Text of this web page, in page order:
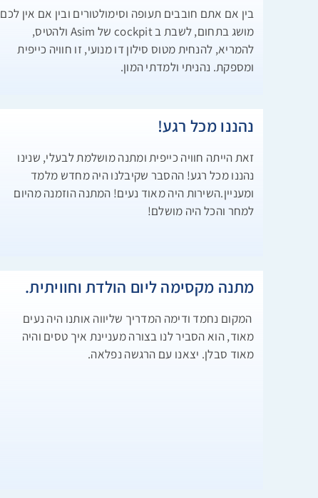
בין אם אתם חובבים תעופה וסימולטורים ובין אם אין לכם
מושג בתחום, לשבת ב cockpit של Asim ולהטיס,
להמריא, להנחית מטוס סילון דו מנועי, זו חוויה כייפית
ומספקת. נהניתי ולמדתי המון.
נהננו מכל רגע!
זאת הייתה חוויה כייפית ומתנה מושלמת לבעלי, שנינו
נהננו מכל רגע! ההסבר שקיבלנו היה מחדש מלמד
ומעניין.השירות היה מאוד נעים! המתנה הוזמנה מהיום
למחר והכל היה מושלם!
מתנה מקסימה ליום הולדת וחוויתית.
המקום נחמד ודימה המדריך שליווה אותנו היה נעים
מאוד, הוא הסביר לנו בצורה מעניינת איך טסים והיה
מאוד סבלן. יצאנו עם הרגשה נפלאה.